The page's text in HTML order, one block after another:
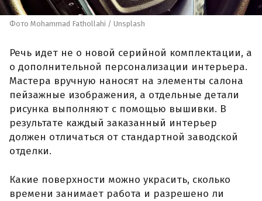
Фото Mohammad Fathollahi / Unsplash
Речь идет не о новой серийной комплектации, а
о дополнительной персонализации интерьера.
Мастера вручную наносят на элементы салона
пейзажные изображения, а отдельные детали
рисунка выполняют с помощью вышивки. В
результате каждый заказанный интерьер
должен отличаться от стандартной заводской
отделки.
Какие поверхности можно украсить, сколько
времени занимает работа и разрешено ли